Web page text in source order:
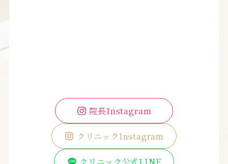
院長Instagram
クリニックInstagram
クリニック公式LINE